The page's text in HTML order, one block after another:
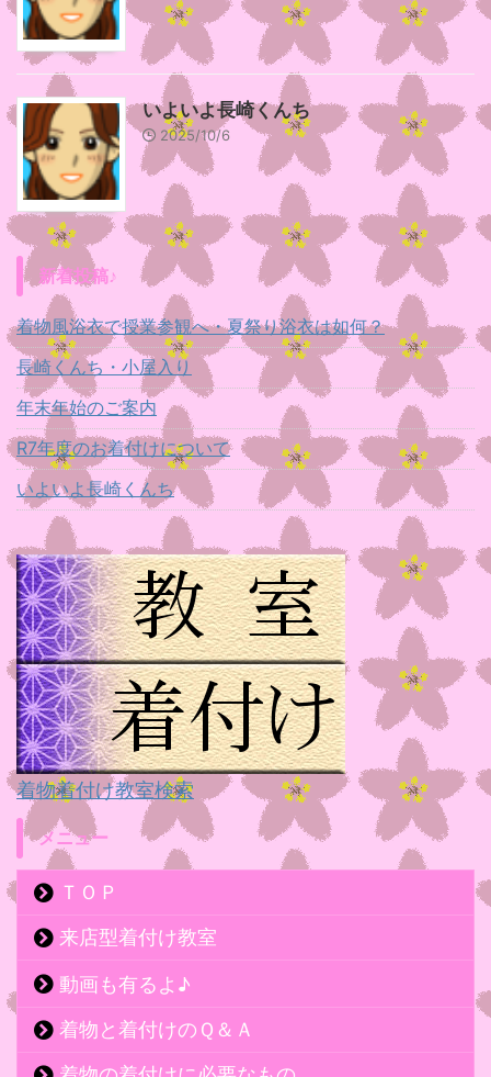
いよいよ長崎くんち
2025/10/6
新着投稿♪
着物風浴衣で授業参観へ・夏祭り浴衣は如何？
長崎くんち・小屋入り
年末年始のご案内
R7年度のお着付けについて
いよいよ長崎くんち
着物着付け教室検索
メニュー
ＴＯＰ
来店型着付け教室
動画も有るよ♪
着物と着付けのＱ＆Ａ